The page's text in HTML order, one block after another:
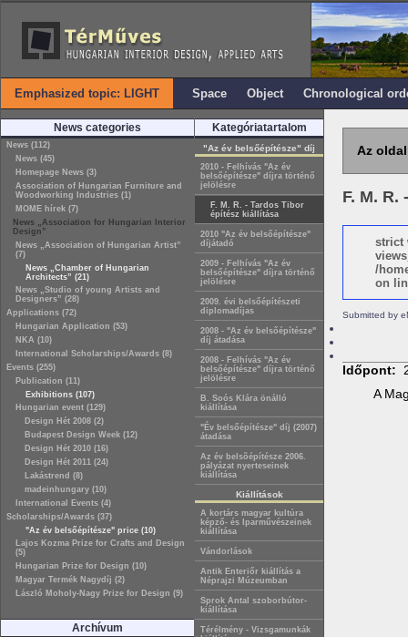
Emphasized topic: LIGHT Space Object Chronological
News categories
News (112)
News (45)
Homepage News (3)
Association of Hungarian Furniture and
Woodworking Industries (1)
MOME hírek (7)
News „Association for Hungarian Interior
Design”
News „Association of Hungarian Artist”
(7)
News „Chamber of Hungarian
Architects” (21)
News „Studio of young Artists and
Designers” (28)
Applications (72)
Hungarian Application (53)
NKA (10)
International Scholarships/Awards (8)
Events (255)
Publication (11)
Exhibitions (107)
Hungarian event (129)
Design Hét 2008 (2)
Budapest Design Week (12)
Design Hét 2010 (16)
Design Hét 2011 (24)
Lakástrend (8)
madeinhungary (10)
International Events (4)
Scholarships/Awards (37)
"Az év belsőépítésze" price (10)
Lajos Kozma Prize for Crafts and Design
(5)
Hungarian Prize for Design (10)
Magyar Termék Nagydíj (2)
László Moholy-Nagy Prize for Design (9)
Archívum
Kategóriatartalom
"Az év belsőépítésze" díj
2010 - Felhívás "Az év
belsőépítésze" díjra történő
jelölésre
F. M. R. - Tardos Tibor
építész kiállítása
2010 "Az év belsőépítésze"
díjátadó
2009 - Felhívás "Az év
belsőépítésze" díjra történő
jelölésre
2009. évi belsőépítészeti
diplomadíjas
2008 - "Az év belsőépítésze"
díj átadása
2008 - Felhívás "Az év
belsőépítésze" díjra történő
jelölésre
B. Soós Klára önálló
kiállítása
"Év belsőépítésze" díj (2007)
átadása
Az év belsõépítésze 2006.
pályázat nyerteseinek
kiállítása
Kiállítások
A kortárs magyar kultúra
képző- és Iparművészeinek
kiállítása
Vándorlások
Antik Enteriőr kiállítás a
Néprajzi Múzeumban
Sprok Antal szoborbútor-
kiállítása
Térélmény - Vizsgamunkák
Az
F. M.
strict
/
on
Submitted by
Időpont:
A